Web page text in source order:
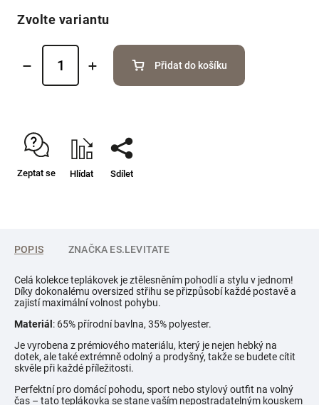
Zvolte variantu
Přidat do košíku
Zeptat se Hlídat Sdílet
POPIS ZNAČKA ES.LEVITATE
Celá kolekce teplákovek je ztělesněním pohodlí a stylu v jednom!
Díky dokonalému oversized střihu se přizpůsobí každé postavě a
zajistí maximální volnost pohybu.
Materiál : 65% přírodní bavlna, 35% polyester.
Je vyrobena z prémiového materiálu, který je nejen hebký na
dotek, ale také extrémně odolný a prodyšný, takže se budete cítit
skvěle při každé příležitosti.
Perfektní pro domácí pohodu, sport nebo stylový outfit na volný
čas – tato teplákovka se stane vaším nepostradatelným kouskem